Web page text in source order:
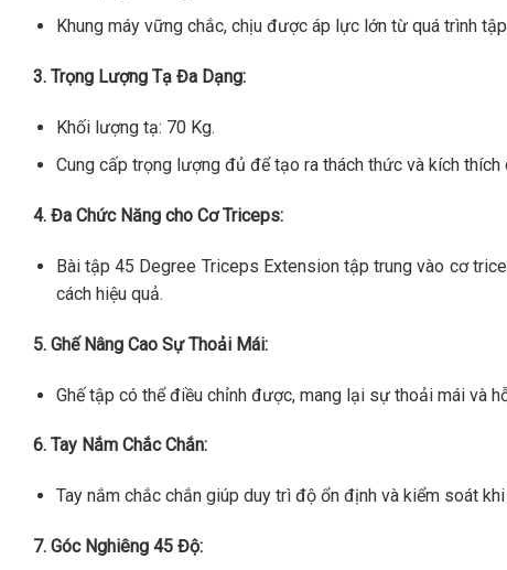
Khung máy vững chắc, chịu được áp lực lớn từ quá trình
3. Trọng Lượng Tạ Đa Dạng:
Khối lượng tạ: 70 Kg.
Cung cấp trọng lượng đủ để tạo ra thách thức và kích thích
4. Đa Chức Năng cho Cơ Triceps:
Bài tập 45 Degree Triceps Extension tập trung vào cơ
cách hiệu quả.
5. Ghế Nâng Cao Sự Thoải Mái:
Ghế tập có thể điều chỉnh được, mang lại sự thoải mái và
6. Tay Nắm Chắc Chắn:
Tay nắm chắc chắn giúp duy trì độ ổn định và kiểm soát
7. Góc Nghiêng 45 Độ: